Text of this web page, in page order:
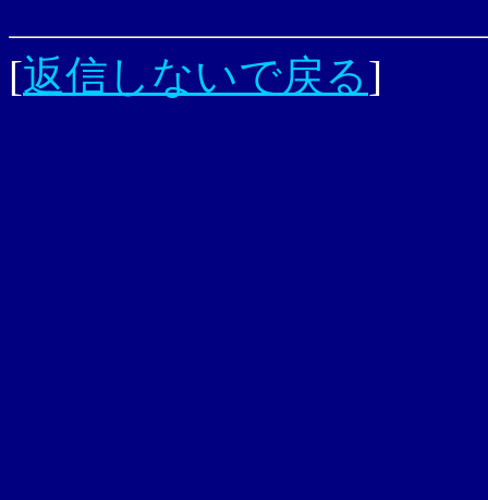
[返信しないで戻る]